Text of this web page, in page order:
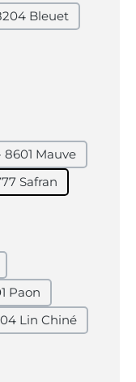
Bleuet
8601 Mauve
Safran
Paon
Lin Chiné